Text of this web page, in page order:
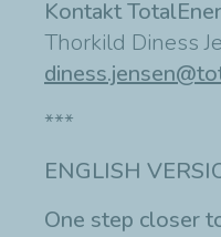
Kontakt
Thorkild Diness
***
ENGLISH
One step closer